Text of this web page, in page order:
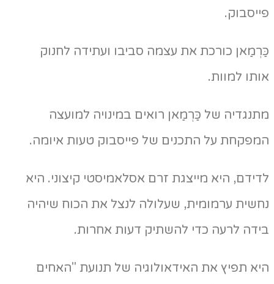
כורכת את עצמה סביבו ועתידה לחנוק
למוות.
של כַּרְמַאן רואים במינויה למועצה
על התכנים של פייסבוק טעות איומה.
היא מייצגת זרם אסלאמיסטי קיצוני. היא
ערמומית, שעלולה לנצל את הכוח שיהיה
לרעה כדי להשתיק דעות אחרות.
תפיץ את האידאולוגיה של תנועת "האחים